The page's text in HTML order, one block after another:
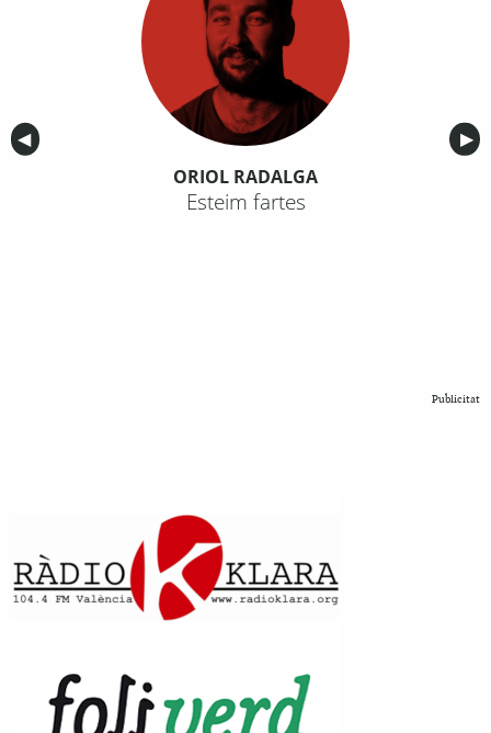
Anterior
◀︎ ▶︎
ORIOL RADALGA
Esteim fartes
Publicitat